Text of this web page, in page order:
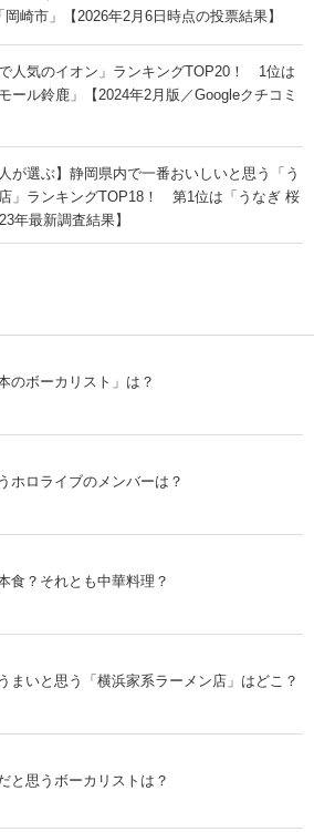
岡崎市」【2026年2月6日時点の投票結果】
で人気のイオン」ランキングTOP20！ 1位は
ール鈴鹿」【2024年2月版／Googleクチコミ
人が選ぶ】静岡県内で一番おいしいと思う「う
」ランキングTOP18！ 第1位は「うなぎ 桜
年最新調査結果】
のボーカリスト」は？
ホロライブのメンバーは？
食？それとも中華料理？
まいと思う「横浜家系ラーメン店」はどこ？
と思うボーカリストは？